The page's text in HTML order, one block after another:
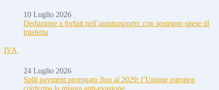
10 Luglio 2026
Deduzione a forfait nell’autotrasporto: con sostegno spese di
trasferta
IVA
24 Luglio 2026
Split payment prorogato fino al 2029: l’Unione europea
conferma la misura anti-evasione